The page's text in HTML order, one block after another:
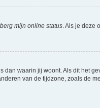
mijn online status. Als je deze
dan waarin jij woont. Als dit het
van de tijdzone, zoals